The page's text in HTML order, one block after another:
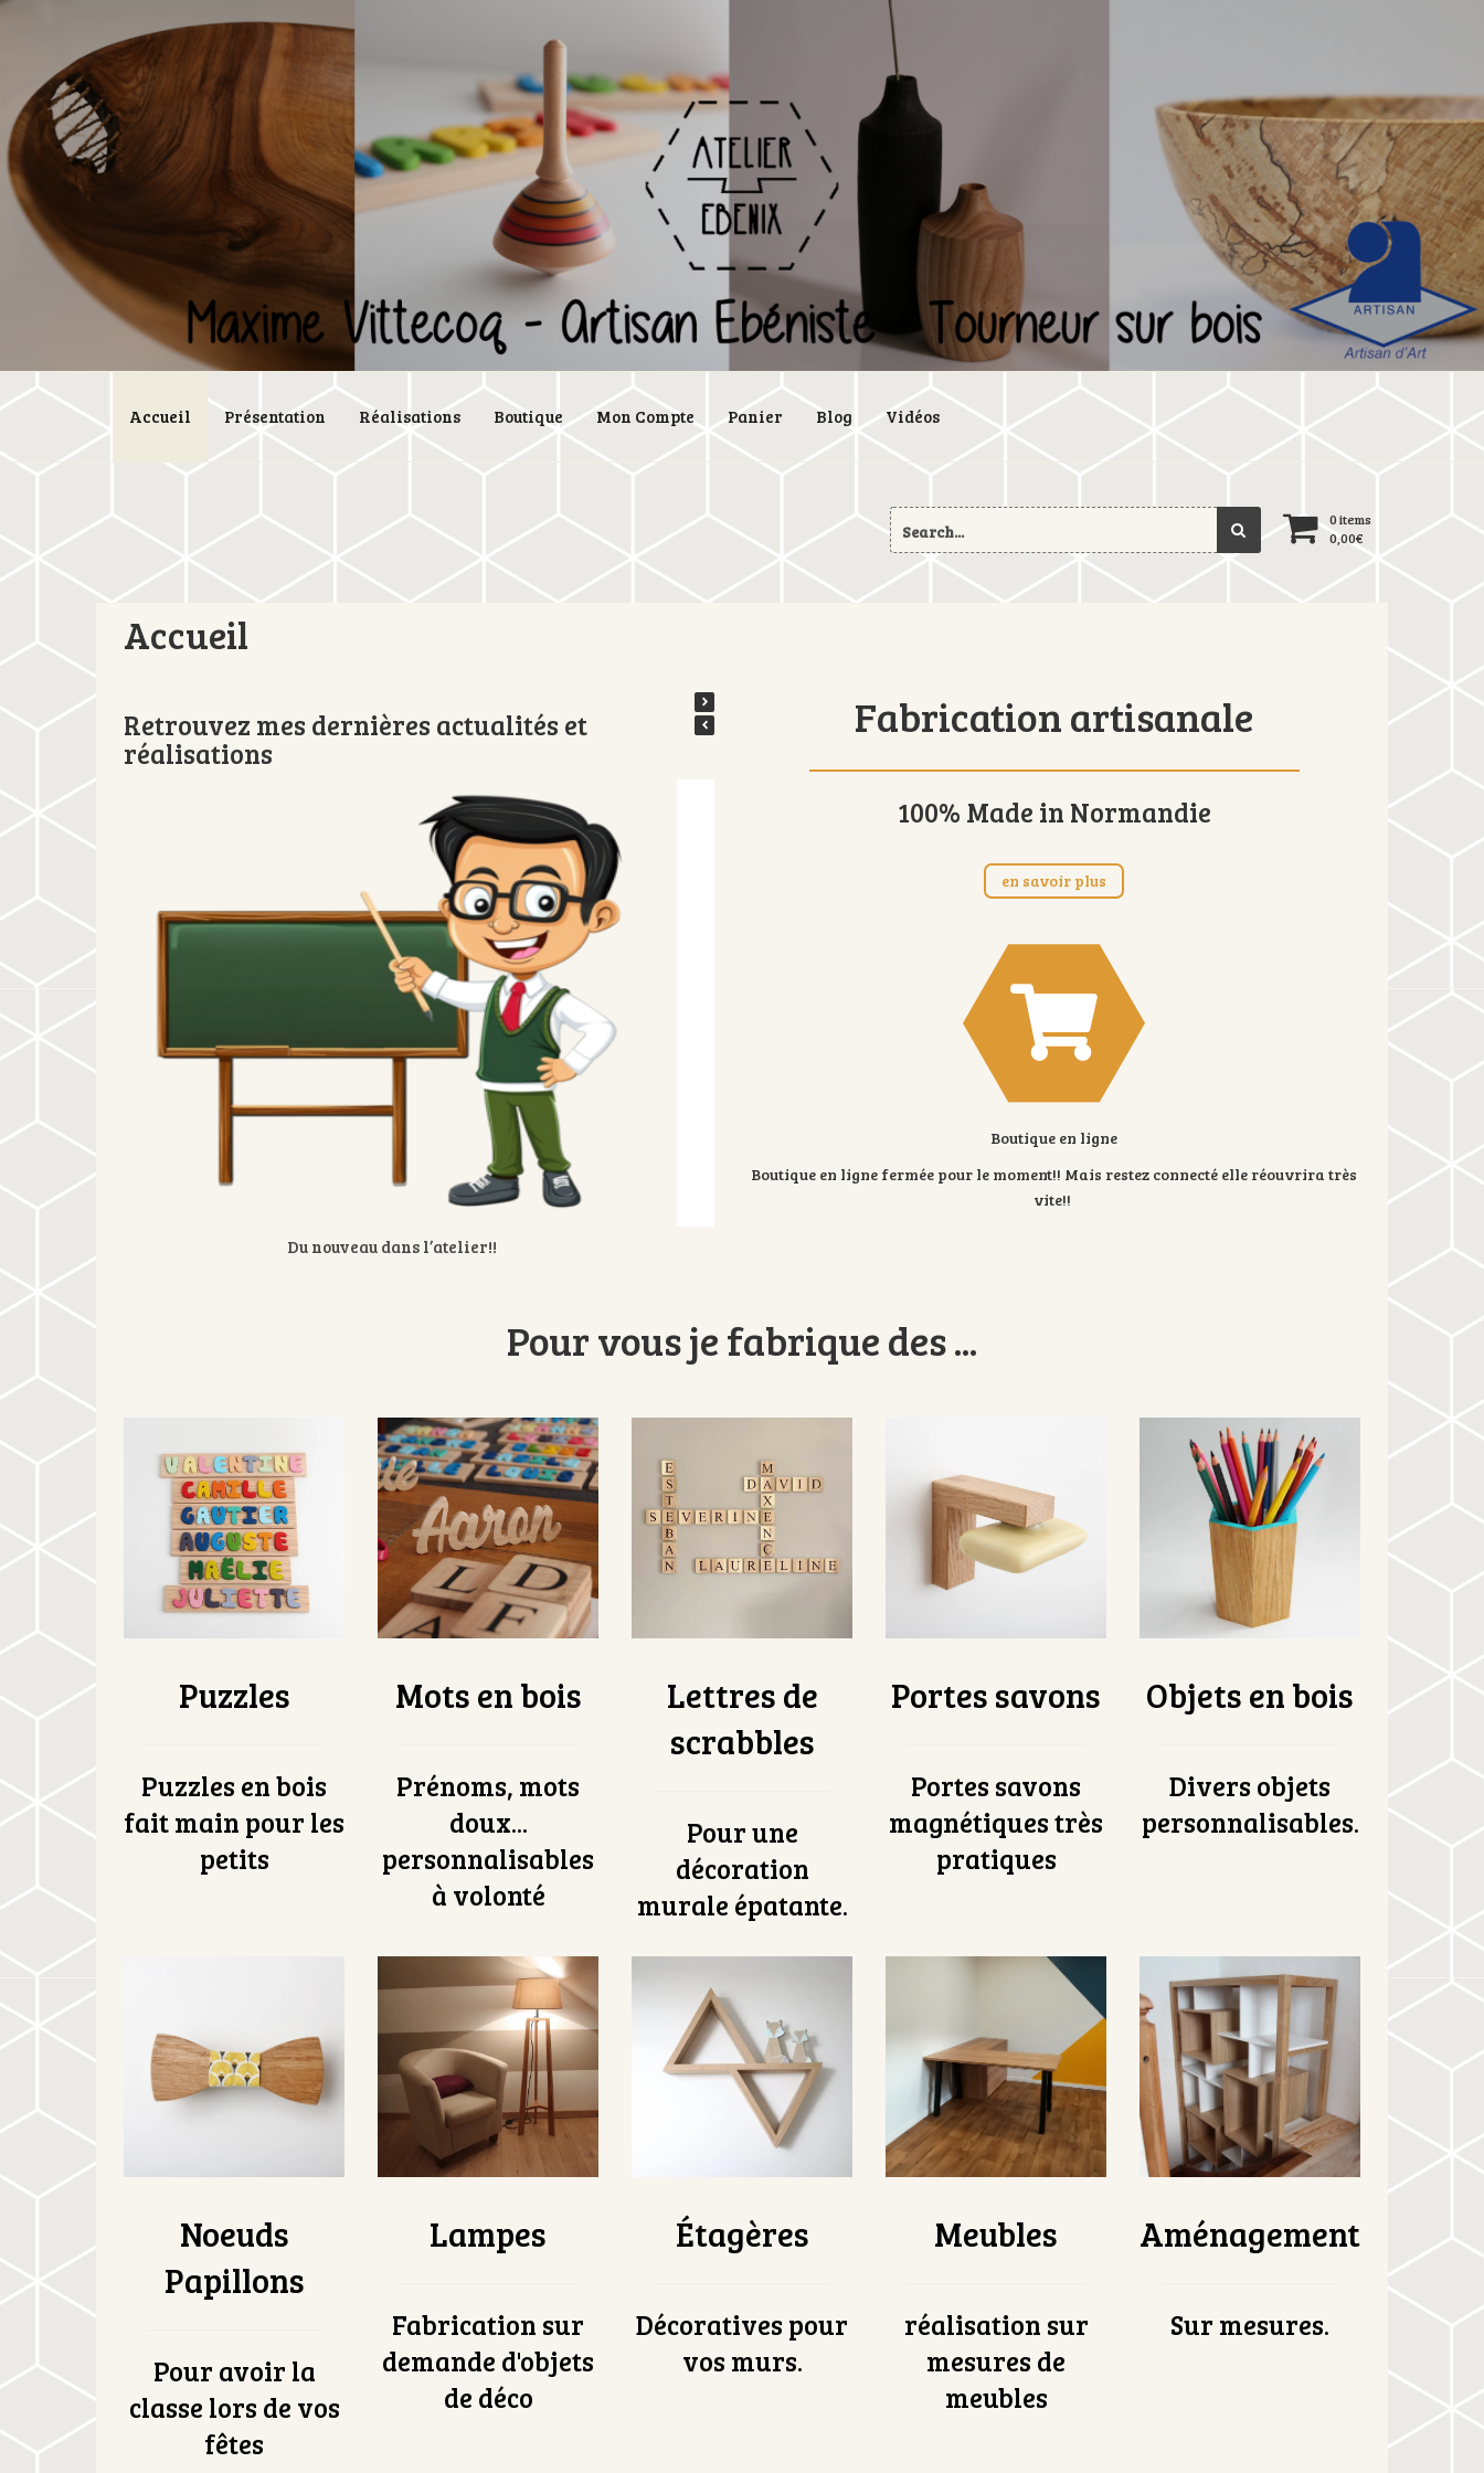
Skip
Accueil Présentation Réalisations Boutique Mon Compte Panier Blog Vidéos
0 items
0,00€
Search
for:
Accueil
Retrouvez mes dernières actualités et
réalisations
Du nouveau dans l’atelier!!
Fabrication artisanale
100% Made in Normandie
en savoir plus
Boutique en ligne
Boutique en ligne fermée pour le moment!! Mais restez connecté elle réouvrira très
vite!!
Pour vous je fabrique des ...
Puzzles
Puzzles en bois
fait main pour les
petits
Mots en bois
Prénoms, mots
doux...
personnalisables
à volonté
Lettres de
scrabbles
Pour une
décoration
murale épatante.
Portes savons
Portes savons
magnétiques très
pratiques
Objets en bois
Divers objets
personnalisables.
Noeuds
Papillons
Pour avoir la
classe lors de vos
fêtes
Lampes
Fabrication sur
demande d'objets
de déco
Étagères
Décoratives pour
vos murs.
Meubles
réalisation sur
mesures de
meubles
Aménagement
Sur mesures.